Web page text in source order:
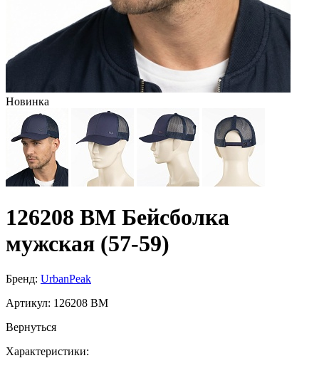
Новинка
126208 BM Бейсболка
мужская (57-59)
Бренд: UrbanPeak
Артикул: 126208 BM
Вернуться
Характеристики: